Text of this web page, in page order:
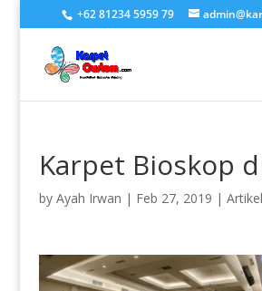
+62 81234 5959 79
Karpet Bioskop
by Ayah Irwan | Feb 27, 2019 | Artikel